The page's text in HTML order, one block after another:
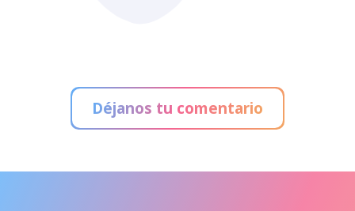
Déjanos tu comentario